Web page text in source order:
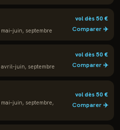
mai–juin, septembre
vol dès50€
Comparer ✈️
avril–juin, septembre
vol dès50€
Comparer ✈️
mai–juin, septembre,
vol dès50€
Comparer ✈️